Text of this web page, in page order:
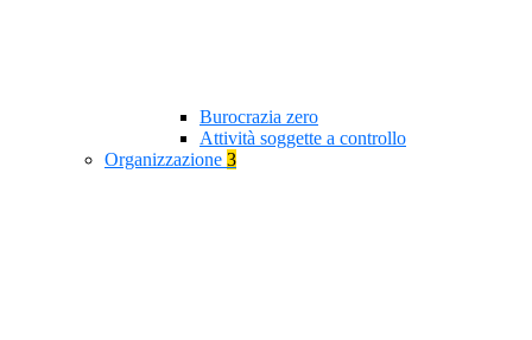
Burocrazia zero
Attività soggette a controllo
Organizzazione 3